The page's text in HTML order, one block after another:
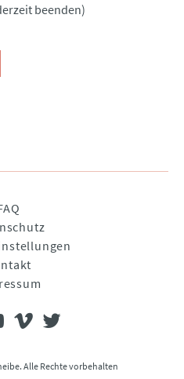
beenden)
Alle Rechte vorbehalten